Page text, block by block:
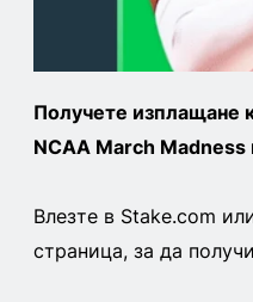
Получете изплащане
NCAA March Madness
Влезте в Stake.com
страница, за да